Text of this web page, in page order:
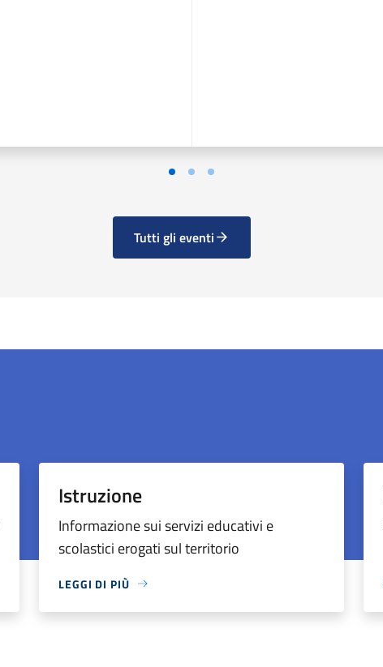
Tutti gli eventi
Istruzione
Informazione sui servizi educativi e
scolastici erogati sul territorio
LEGGI DI PIÙ